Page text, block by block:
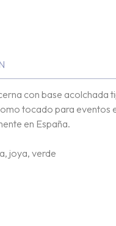
con base acolchada
tocado para eventos
en España.
joya, verde